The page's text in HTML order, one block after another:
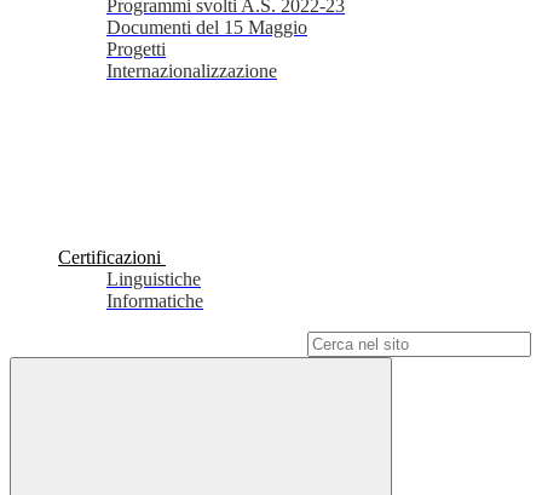
Programmi svolti A.S. 2022-23
Documenti del 15 Maggio
Progetti
Internazionalizzazione
Certificazioni
Linguistiche
Informatiche